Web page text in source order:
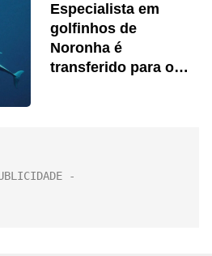
Especialista em
golfinhos de
Noronha é
transferido para o